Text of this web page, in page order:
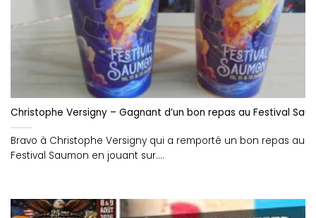
Christophe Versigny – Gagnant d’un bon repas au Festival
Bravo à Christophe Versigny qui a remporté un bon repas au
Festival Saumon en jouant sur....